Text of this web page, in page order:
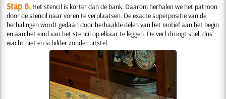
Stap 6. Het stencil is korter dan de bank. Daarom herhalen we het patroon
door de stencil naar voren te verplaatsen. De exacte superpositie van de
herhalingen wordt gedaan door herhaalde delen van het motief aan het begin
en aan het eind van het stencil op elkaar te leggen. De verf droogt snel, dus
wacht niet en schilder zonder uitstel.